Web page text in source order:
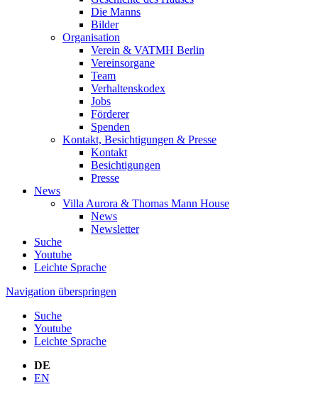
Die Manns
Bilder
Organisation
Verein & VATMH Berlin
Vereinsorgane
Team
Verhaltenskodex
Jobs
Förderer
Spenden
Kontakt, Besichtigungen & Presse
Kontakt
Besichtigungen
Presse
News
Villa Aurora & Thomas Mann House
News
Newsletter
Suche
Youtube
Leichte Sprache
Navigation überspringen
Suche
Youtube
Leichte Sprache
DE
EN